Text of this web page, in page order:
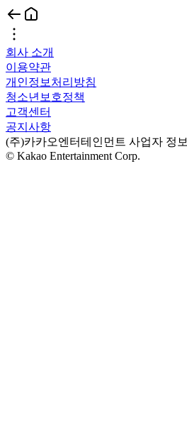
회사 소개
이용약관
개인정보처리방침
청소년보호정책
고객센터
공지사항
(주)카카오엔터테인먼트 사업자 정보
© Kakao Entertainment Corp.